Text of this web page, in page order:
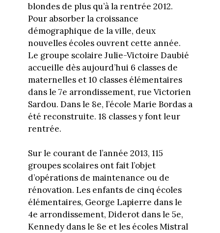
blondes de plus qu’à la rentrée 2012.
Pour absorber la croissance
démographique de la ville, deux
nouvelles écoles ouvrent cette année.
Le groupe scolaire Julie-Victoire Daubié
accueille dès aujourd’hui 6 classes de
maternelles et 10 classes élémentaires
dans le 7e arrondissement, rue Victorien
Sardou. Dans le 8e, l’école Marie Bordas a
été reconstruite. 18 classes y font leur
rentrée.
Sur le courant de l’année 2013, 115
groupes scolaires ont fait l’objet
d’opérations de maintenance ou de
rénovation. Les enfants de cinq écoles
élémentaires, George Lapierre dans le
4e arrondissement, Diderot dans le 5e,
Kennedy dans le 8e et les écoles Mistral